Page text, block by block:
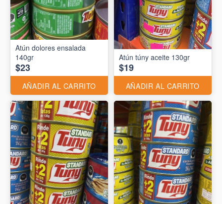
Atún dolores ensalada
140gr
$23
AÑADIR AL CARRITO
Atún túny aceite 130gr
$19
AÑADIR AL CARRITO